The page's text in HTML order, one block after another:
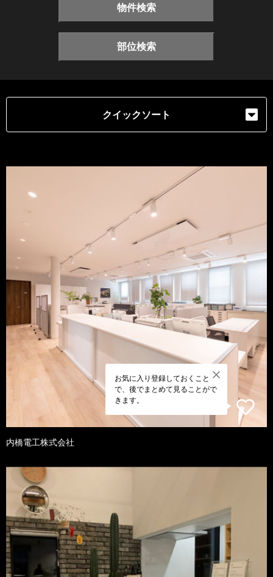
物件検索
部位検索
クイックソート
お気に入り登録しておくこと
で、後でまとめて見ることがで
きます。
内橋電工株式会社